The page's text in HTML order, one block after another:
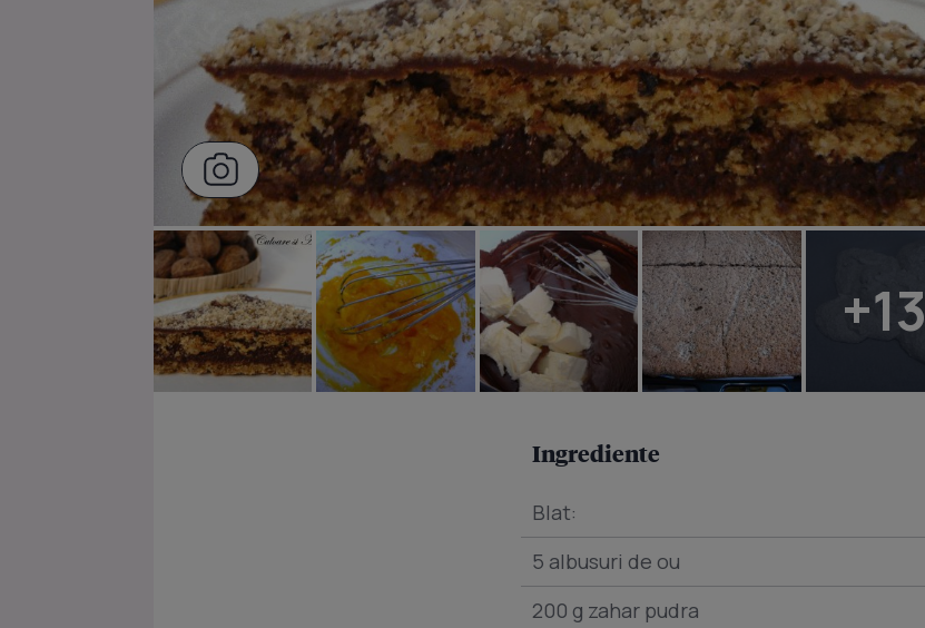
+13
Ingrediente
Blat:
5 albusuri de ou
200 g zahar pudra